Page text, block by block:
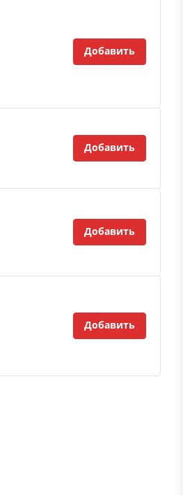
Добавить
Добавить
Добавить
Добавить